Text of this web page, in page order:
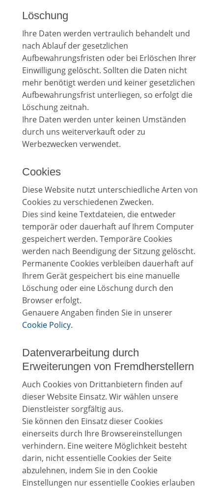
Löschung
Ihre Daten werden vertraulich behandelt und
nach Ablauf der gesetzlichen
Aufbewahrungsfristen oder bei Erlöschen Ihrer
Einwilligung gelöscht. Sollten die Daten nicht
mehr benötigt werden und keiner gesetzlichen
Aufbewahrungsfrist unterliegen, so erfolgt die
Löschung zeitnah.
Ihre Daten werden unter keinen Umständen
durch uns weiterverkauft oder zu
Werbezwecken verwendet.
Cookies
Diese Website nutzt unterschiedliche Arten von
Cookies zu verschiedenen Zwecken.
Dies sind keine Textdateien, die entweder
temporär oder dauerhaft auf Ihrem Computer
gespeichert werden. Temporäre Cookies
werden nach Beendigung der Sitzung gelöscht.
Permanente Cookies verbleiben dauerhaft auf
Ihrem Gerät gespeichert bis eine manuelle
Löschung oder eine Löschung durch den
Browser erfolgt.
Genauere Angaben finden Sie in unserer
Cookie Policy.
Datenverarbeitung durch
Erweiterungen von Fremdherstellern
Auch Cookies von Drittanbietern finden auf
dieser Website Einsatz. Wir wählen unsere
Dienstleister sorgfältig aus.
Sie können den Einsatz dieser Cookies
einerseits durch Ihre Browsereinstellungen
verhindern. Eine weitere Möglichkeit besteht
darin, nicht essentielle Cookies der Seite
abzulehnen, indem Sie in den Cookie
Einstellungen nur essentielle Cookies erlauben